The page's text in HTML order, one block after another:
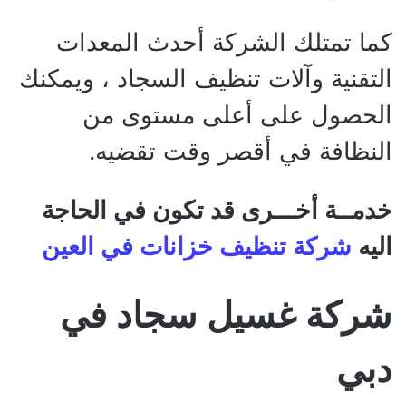
كما تمتلك الشركة أحدث المعدات
التقنية وآلات تنظيف السجاد ، ويمكنك
الحصول على أعلى مستوى من
النظافة في أقصر وقت تقضيه.
خدمــة أخـــرى قد تكون في الحاجة
اليه شركة تنظيف خزانات في العين
شركة غسيل سجاد في
دبي